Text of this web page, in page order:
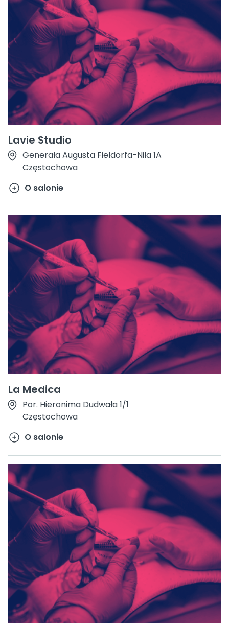
Lavie Studio
Generała Augusta Fieldorfa-Nila 1A
Częstochowa
O salonie
La Medica
Por. Hieronima Dudwała 1/1
Częstochowa
O salonie